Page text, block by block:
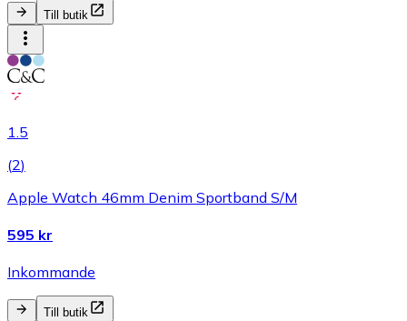
Till butik
1.5
(2)
Apple Watch 46mm Denim Sportband S/M
595 kr
Inkommande
Till butik